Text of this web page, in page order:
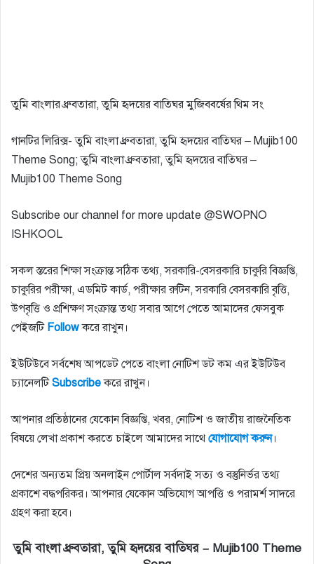
তুমি বাংলার ধ্রুবতারা, তুমি হৃদয়ের বাতিঘর মুজিববর্ষের থিম সং
গানটির লিরিক্স- তুমি বাংলা ধ্রুবতারা, তুমি হৃদয়ের বাতিঘর – Mujib100
Theme Song; তুমি বাংলা ধ্রুবতারা, তুমি হৃদয়ের বাতিঘর –
Mujib100 Theme Song
Subscribe our channel for more update @SWOPNO
ISHKOOL
সকল স্তরের শিক্ষা সংক্রান্ত সঠিক তথ্য, সরকারি-বেসরকারি চাকুরি বিজ্ঞপ্তি,
চাকুরির পরীক্ষা, এডমিট কার্ড, পরীক্ষার রুটিন, সরকারি বেসরকারি বৃত্তি,
উপবৃত্তি ও প্রশিক্ষণ সংক্রান্ত তথ্য সবার আগে পেতে আমাদের ফেসবুক
পেইজটি Followকরে রাখুন।
ইউটিউবে সর্বশেষ আপডেট পেতে বাংলা নোটিশ ডট কম এর ইউটিউব
চ্যানেলটিSubscribeকরে রাখুন।
আপনার প্রতিষ্ঠানের যেকোন বিজ্ঞপ্তি, খবর, নোটিশ ও জাতীয় রাজনৈতিক
বিষয়ে লেখা প্রকাশ করতে চাইলে আমাদের সাথে যোগাযোগ করুন।
দেশের অন্যতম প্রিয় অনলাইন পোর্টাল সর্বদাই সত্য ও বস্তুনির্ভর তথ্য
প্রকাশে বদ্ধপরিকর। আপনার যেকোন অভিযোগ আপত্তি ও পরামর্শ সাদরে
গ্রহণ করা হবে।
তুমি বাংলা ধ্রুবতারা, তুমি হৃদয়ের বাতিঘর – Mujib100 Theme